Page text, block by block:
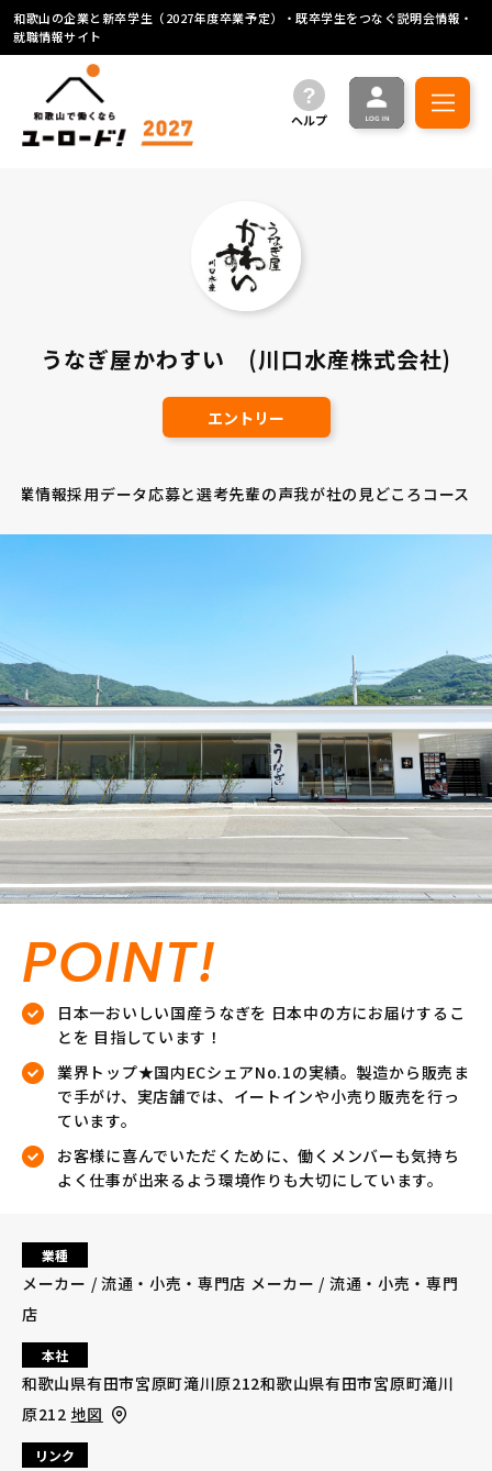
和歌山の企業と新卒学生（2027年度卒業予定）・既卒学生をつなぐ説明会情報・
就職情報サイト
ヘルプ
うなぎ屋かわすい (川口水産株式会社)
エントリー
企業情報採用データ応募と選考先輩の声我が社の見どころ コース
POINT!
日本一おいしい国産うなぎを 日本中の方にお届けするこ
とを 目指しています！
業界トップ★国内ECシェアNo.1の実績。製造から販売ま
で手がけ、実店舗では、イートインや小売り販売を行っ
ています。
お客様に喜んでいただくために、働くメンバーも気持ち
よく仕事が出来るよう環境作りも大切にしています。
業種
メーカー / 流通・小売・専門店 メーカー / 流通・小売・専門
店
本社
和歌山県有田市宮原町滝川原212和歌山県有田市宮原町滝川
原212 地図
リンク